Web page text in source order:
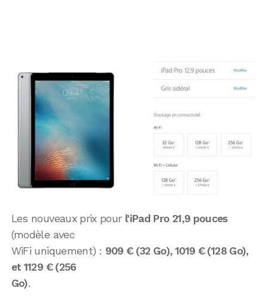
Les nouveaux prix pour l’iPad Pro 21,9 pouces
(modèle avec
WiFi uniquement) : 909 € (32 Go), 1019 € (128 Go),
et 1129 € (256
Go).